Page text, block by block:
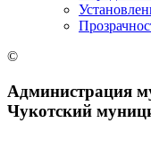
©
Администрация
Чукотский